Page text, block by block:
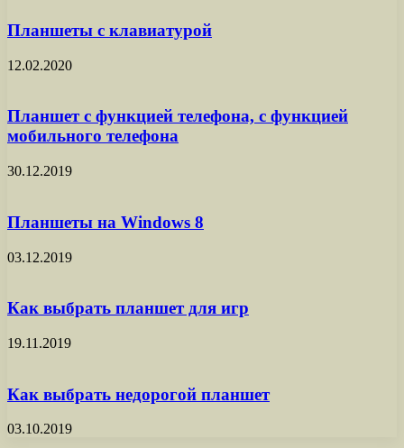
Планшеты с клавиатурой
12.02.2020
Планшет с функцией телефона, с функцией
мобильного телефона
30.12.2019
Планшеты на Windows 8
03.12.2019
Как выбрать планшет для игр
19.11.2019
Как выбрать недорогой планшет
03.10.2019